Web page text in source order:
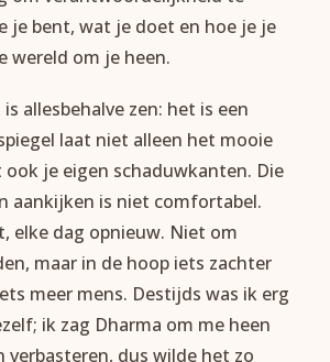
je bent, wat je doet en hoe je je
wereld om je heen.
allesbehalve zen: het is een
laat niet alleen het mooie
ook je eigen schaduwkanten. Die
aankijken is niet comfortabel.
elke dag opnieuw. Niet om
maar in de hoop iets zachter
meer mens. Destijds was ik erg
ik zag Dharma om me heen
verbasteren, dus wilde het zo